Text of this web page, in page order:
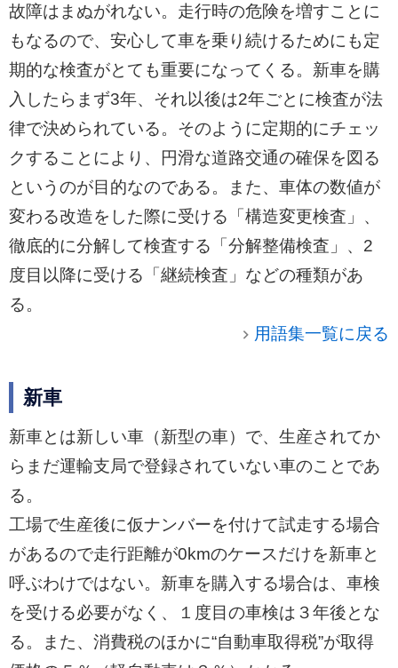
故障はまぬがれない。走行時の危険を増すことに
もなるので、安心して車を乗り続けるためにも定
期的な検査がとても重要になってくる。新車を購
入したらまず3年、それ以後は2年ごとに検査が法
律で決められている。そのように定期的にチェッ
クすることにより、円滑な道路交通の確保を図る
というのが目的なのである。また、車体の数値が
変わる改造をした際に受ける「構造変更検査」、
徹底的に分解して検査する「分解整備検査」、2
度目以降に受ける「継続検査」などの種類があ
る。
用語集一覧に戻る
新車
新車とは新しい車（新型の車）で、生産されてか
らまだ運輸支局で登録されていない車のことであ
る。
工場で生産後に仮ナンバーを付けて試走する場合
があるので走行距離が0kmのケースだけを新車と
呼ぶわけではない。新車を購入する場合は、車検
を受ける必要がなく、１度目の車検は３年後とな
る。また、消費税のほかに“自動車取得税”が取得